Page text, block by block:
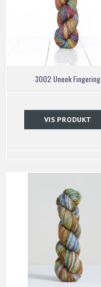
3002 Uneek Fingering
VIS PRODUKT